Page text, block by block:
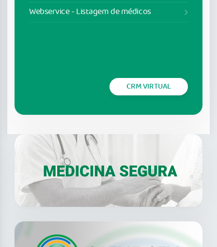
Webservice - Listagem de médicos
CRM VIRTUAL